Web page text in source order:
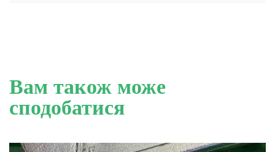
Вам також може
сподобатися